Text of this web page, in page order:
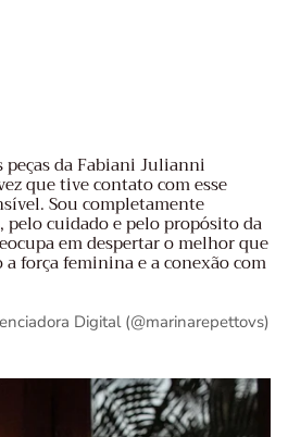
da Fabiani Julianni
que tive contato com esse
Sou completamente
pelo cuidado e pelo propósito da
em despertar o melhor que
força feminina e a conexão com
Digital (@marinarepettovs)